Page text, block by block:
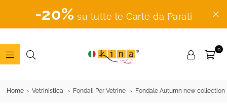
-20% su tutte le Carte da Parati
0
Home Vetrinistica Fondali Per Vetrine Fondale Autumn new collection